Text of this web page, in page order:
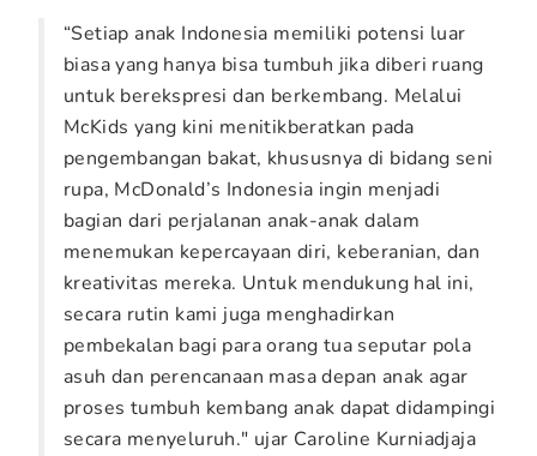
“Setiap anak Indonesia memiliki potensi luar
biasa yang hanya bisa tumbuh jika diberi ruang
untuk berekspresi dan berkembang. Melalui
McKids yang kini menitikberatkan pada
pengembangan bakat, khususnya di bidang seni
rupa, McDonald’s Indonesia ingin menjadi
bagian dari perjalanan anak-anak dalam
menemukan kepercayaan diri, keberanian, dan
kreativitas mereka. Untuk mendukung hal ini,
secara rutin kami juga menghadirkan
pembekalan bagi para orang tua seputar pola
asuh dan perencanaan masa depan anak agar
proses tumbuh kembang anak dapat didampingi
secara menyeluruh." ujar Caroline Kurniadjaja